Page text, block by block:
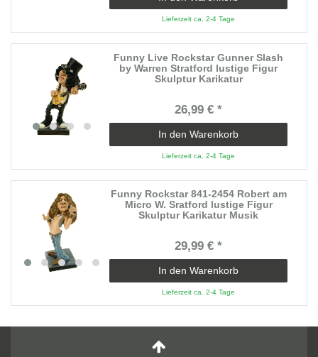
Lieferzeit ca. 2-4 Tage
Funny Live Rockstar Gunner Slash
by Warren Stratford lustige Figur
Skulptur Karikatur
26,99 € *
In den Warenkorb
Lieferzeit ca. 2-4 Tage
Funny Rockstar 841-2454 Robert am
Micro W. Sratford lustige Figur
Skulptur Karikatur Musik
29,99 € *
In den Warenkorb
Lieferzeit ca. 2-4 Tage